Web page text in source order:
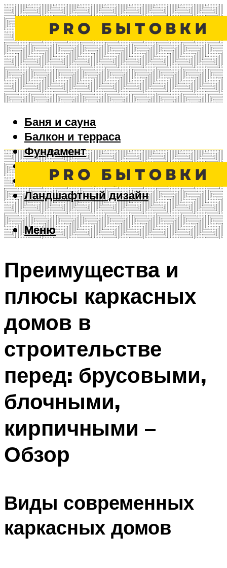
Баня и сауна
Балкон и терраса
Фундамент
Ворота и забор
Дизайн интерьера
Ландшафтный дизайн
Меню
Меню
Преимущества и
плюсы каркасных
домов в
строительстве
перед: брусовыми,
блочными,
кирпичными –
Обзор
Виды современных
каркасных домов